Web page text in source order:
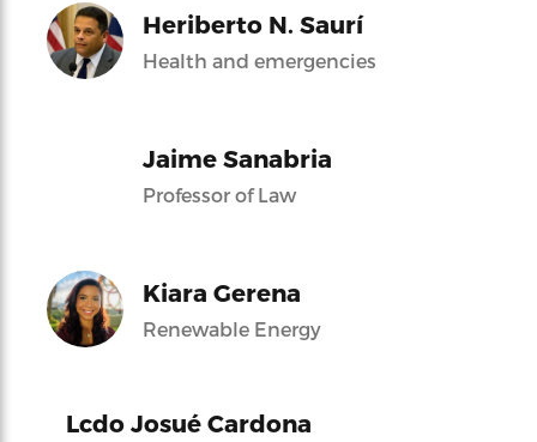
Heriberto N. Saurí
Health and emergencies
Jaime Sanabria
Professor of Law
Kiara Gerena
Renewable Energy
Lcdo Josué Cardona